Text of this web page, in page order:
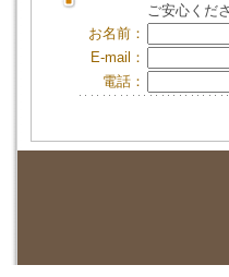
ご安心くだ
お名前：
E-mail：
電話：